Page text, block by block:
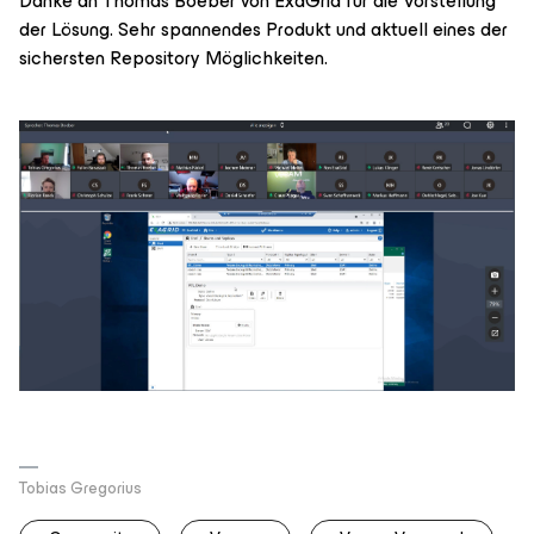
der Lösung. Sehr spannendes Produkt und aktuell eines der
sichersten Repository Möglichkeiten.
Tobias Gregorius